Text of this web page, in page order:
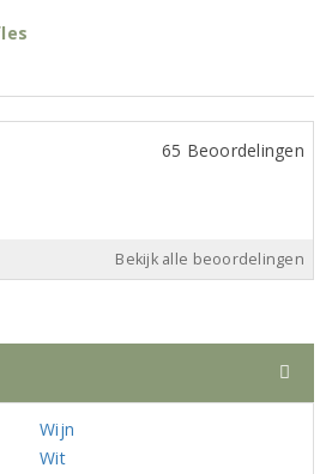
65 Beoordelingen
Bekijk alle beoordelingen
Wijn
Wit